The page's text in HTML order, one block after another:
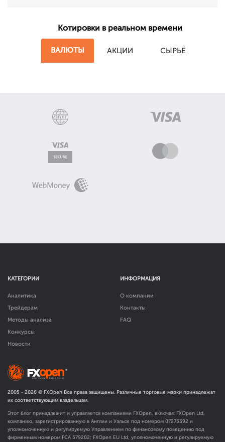
Котировки в реальном времени
ВАЛЮТЫ АКЦИИ СЫРЬЁ
КАТЕГОРИИ
Аналитика
Трейдерам
Методы анализа
Конкурсы
Новости
ИНФОРМАЦИЯ
О компании
Контакты
FAQ
2005 - 2026 © FXOpen Все права защищены. Различные торговые марки принадлежат
их соответствующим владельцам.
Этот блог принадлежит и управляется компаниями FXOpen, включая: FXOpen Ltd,
компанию, зарегистрированную в Англии и Уэльсе под номером 07273392 и
уполномоченную и регулируемую Управлением по финансовому поведению под
фирменным номером FCA 579202; FXOpen EU Ltd, уполномоченную и регулируемую